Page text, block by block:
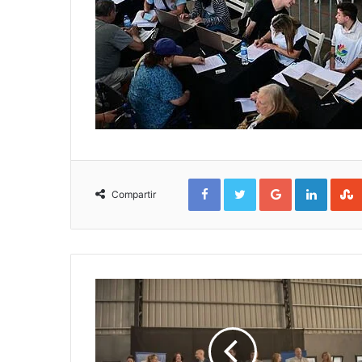
Compartir
FacebookTwitterGoogle+